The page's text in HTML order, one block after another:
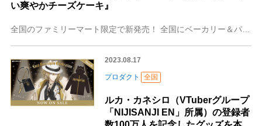
い爽やかチーズケーキ』
全国のファミリーマート限定で新発売！ 全国にベーカリー＆パティスリーを展開する株式会社オールハーツ・カンパニー（東京本社︓東京都⽬⿊区、名古屋本社︓愛知県名古屋
2023.08.17
プロダクト 全国
ルカ・カネシロ（VTuberグループ
「NIJISANJI EN」所属）の登録者